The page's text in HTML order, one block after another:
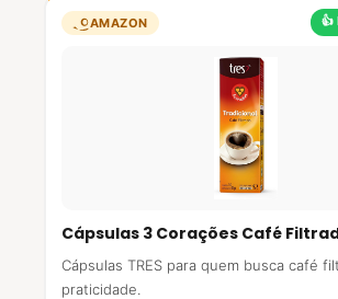
👍
AMAZON
Cápsulas 3 Corações Café
Cápsulas TRES para quem busca café
praticidade.